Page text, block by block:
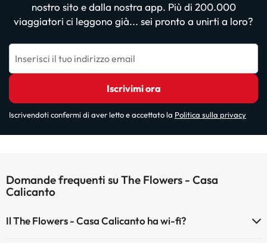
nostro sito e dalla nostra app. Più di 200.000
viaggiatori ci leggono già... sei pronto a unirti a loro?
Inserisci il tuo indirizzo email
Iscrivimi ora
Iscrivendoti confermi di aver letto e accettato la Politica sulla privacy
Domande frequenti su The Flowers - Casa
Calicanto
Il The Flowers - Casa Calicanto ha wi-fi?